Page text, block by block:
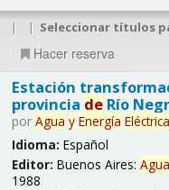
| | Seleccionar títulos
Hacer reserva
Estación
provincia deRío
por Agua y Energía
Idioma: Español
Editor: Buenos Aires: Agua
1988